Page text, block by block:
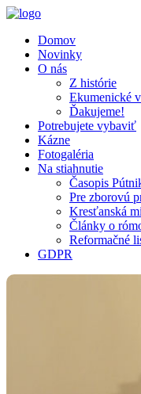
Domov
Novinky
O nás
Z histórie
Ekumenické
Ďakujeme!
Potrebujete vybaviť
Kázne
Fotogaléria
Na stiahnutie
Časopis
Pre zborovú
Kresťanská
Články o
Reformačné
GDPR